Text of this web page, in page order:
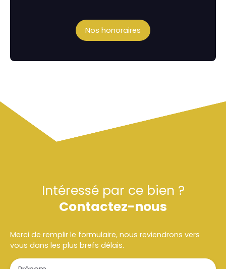
Nos honoraires
Intéressé par ce bien ?
Contactez-nous
Merci de remplir le formulaire, nous reviendrons vers
vous dans les plus brefs délais.